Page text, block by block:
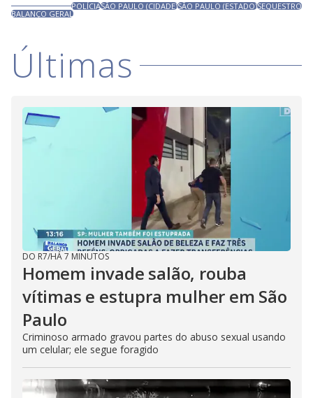
POLÍCIASÃO PAULO (CIDADE)SÃO PAULO (ESTADO)SEQUESTRO
BALANÇO GERAL
Últimas
DO R7/HÁ 7 MINUTOS
Homem invade salão, rouba
vítimas e estupra mulher em São
Paulo
Criminoso armado gravou partes do abuso sexual usando
um celular; ele segue foragido